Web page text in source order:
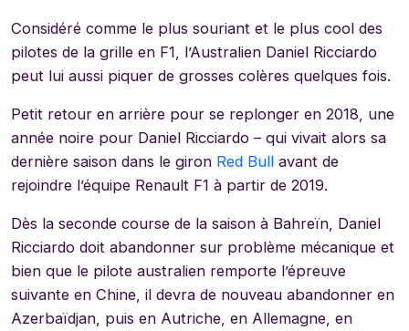
Considéré comme le plus souriant et le plus cool des
pilotes de la grille en F1, l’Australien Daniel Ricciardo
peut lui aussi piquer de grosses colères quelques fois.
Petit retour en arrière pour se replonger en 2018, une
année noire pour Daniel Ricciardo – qui vivait alors sa
dernière saison dans le giron Red Bull avant de
rejoindre l’équipe Renault F1 à partir de 2019.
Dès la seconde course de la saison à Bahreïn, Daniel
Ricciardo doit abandonner sur problème mécanique et
bien que le pilote australien remporte l’épreuve
suivante en Chine, il devra de nouveau abandonner en
Azerbaïdjan, puis en Autriche, en Allemagne, en